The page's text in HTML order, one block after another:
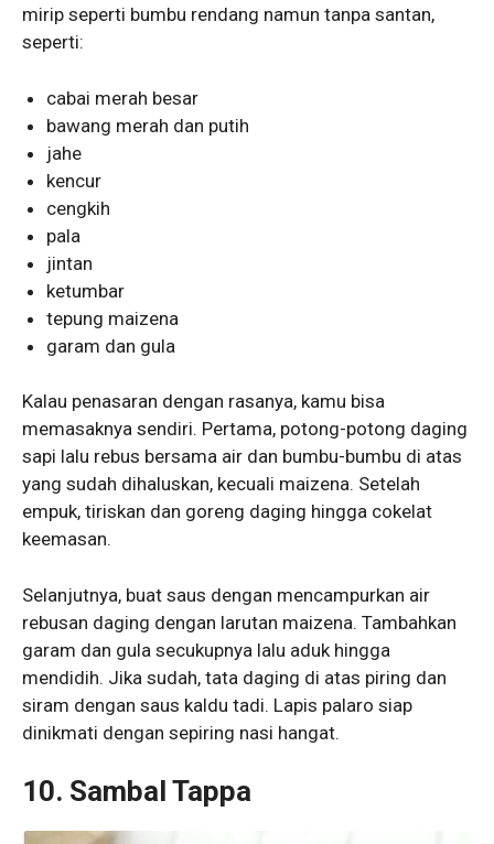
mirip seperti bumbu rendang namun tanpa santan,
seperti:
cabai merah besar
bawang merah dan putih
jahe
kencur
cengkih
pala
jintan
ketumbar
tepung maizena
garam dan gula
Kalau penasaran dengan rasanya, kamu bisa
memasaknya sendiri. Pertama, potong-potong daging
sapi lalu rebus bersama air dan bumbu-bumbu di atas
yang sudah dihaluskan, kecuali maizena. Setelah
empuk, tiriskan dan goreng daging hingga cokelat
keemasan.
Selanjutnya, buat saus dengan mencampurkan air
rebusan daging dengan larutan maizena. Tambahkan
garam dan gula secukupnya lalu aduk hingga
mendidih. Jika sudah, tata daging di atas piring dan
siram dengan saus kaldu tadi. Lapis palaro siap
dinikmati dengan sepiring nasi hangat.
10. Sambal Tappa